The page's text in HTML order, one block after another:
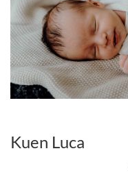
Kuen Luca